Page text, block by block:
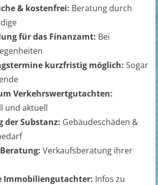
& kostenfrei: Beratung durch
für das Finanzamt: Bei
kurzfristig möglich: Sogar
Verkehrswertgutachten:
und aktuell
der Substanz: Gebäudeschäden &
Verkaufsberatung ihrer
Immobiliengutachter: Infos zu